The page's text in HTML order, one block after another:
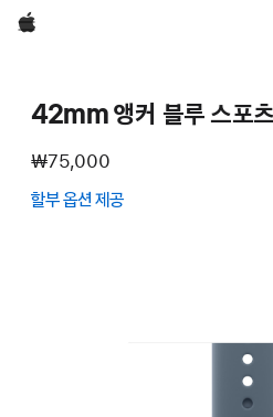
Apple
42mm 앵커 블루 스포
₩75,000
할부 옵션 제공